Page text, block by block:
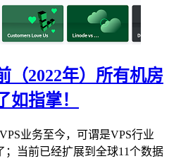
（2022年）所有机房
如指掌！
业务至今，可谓是VPS行业
；当前已经扩展到全球11个数据